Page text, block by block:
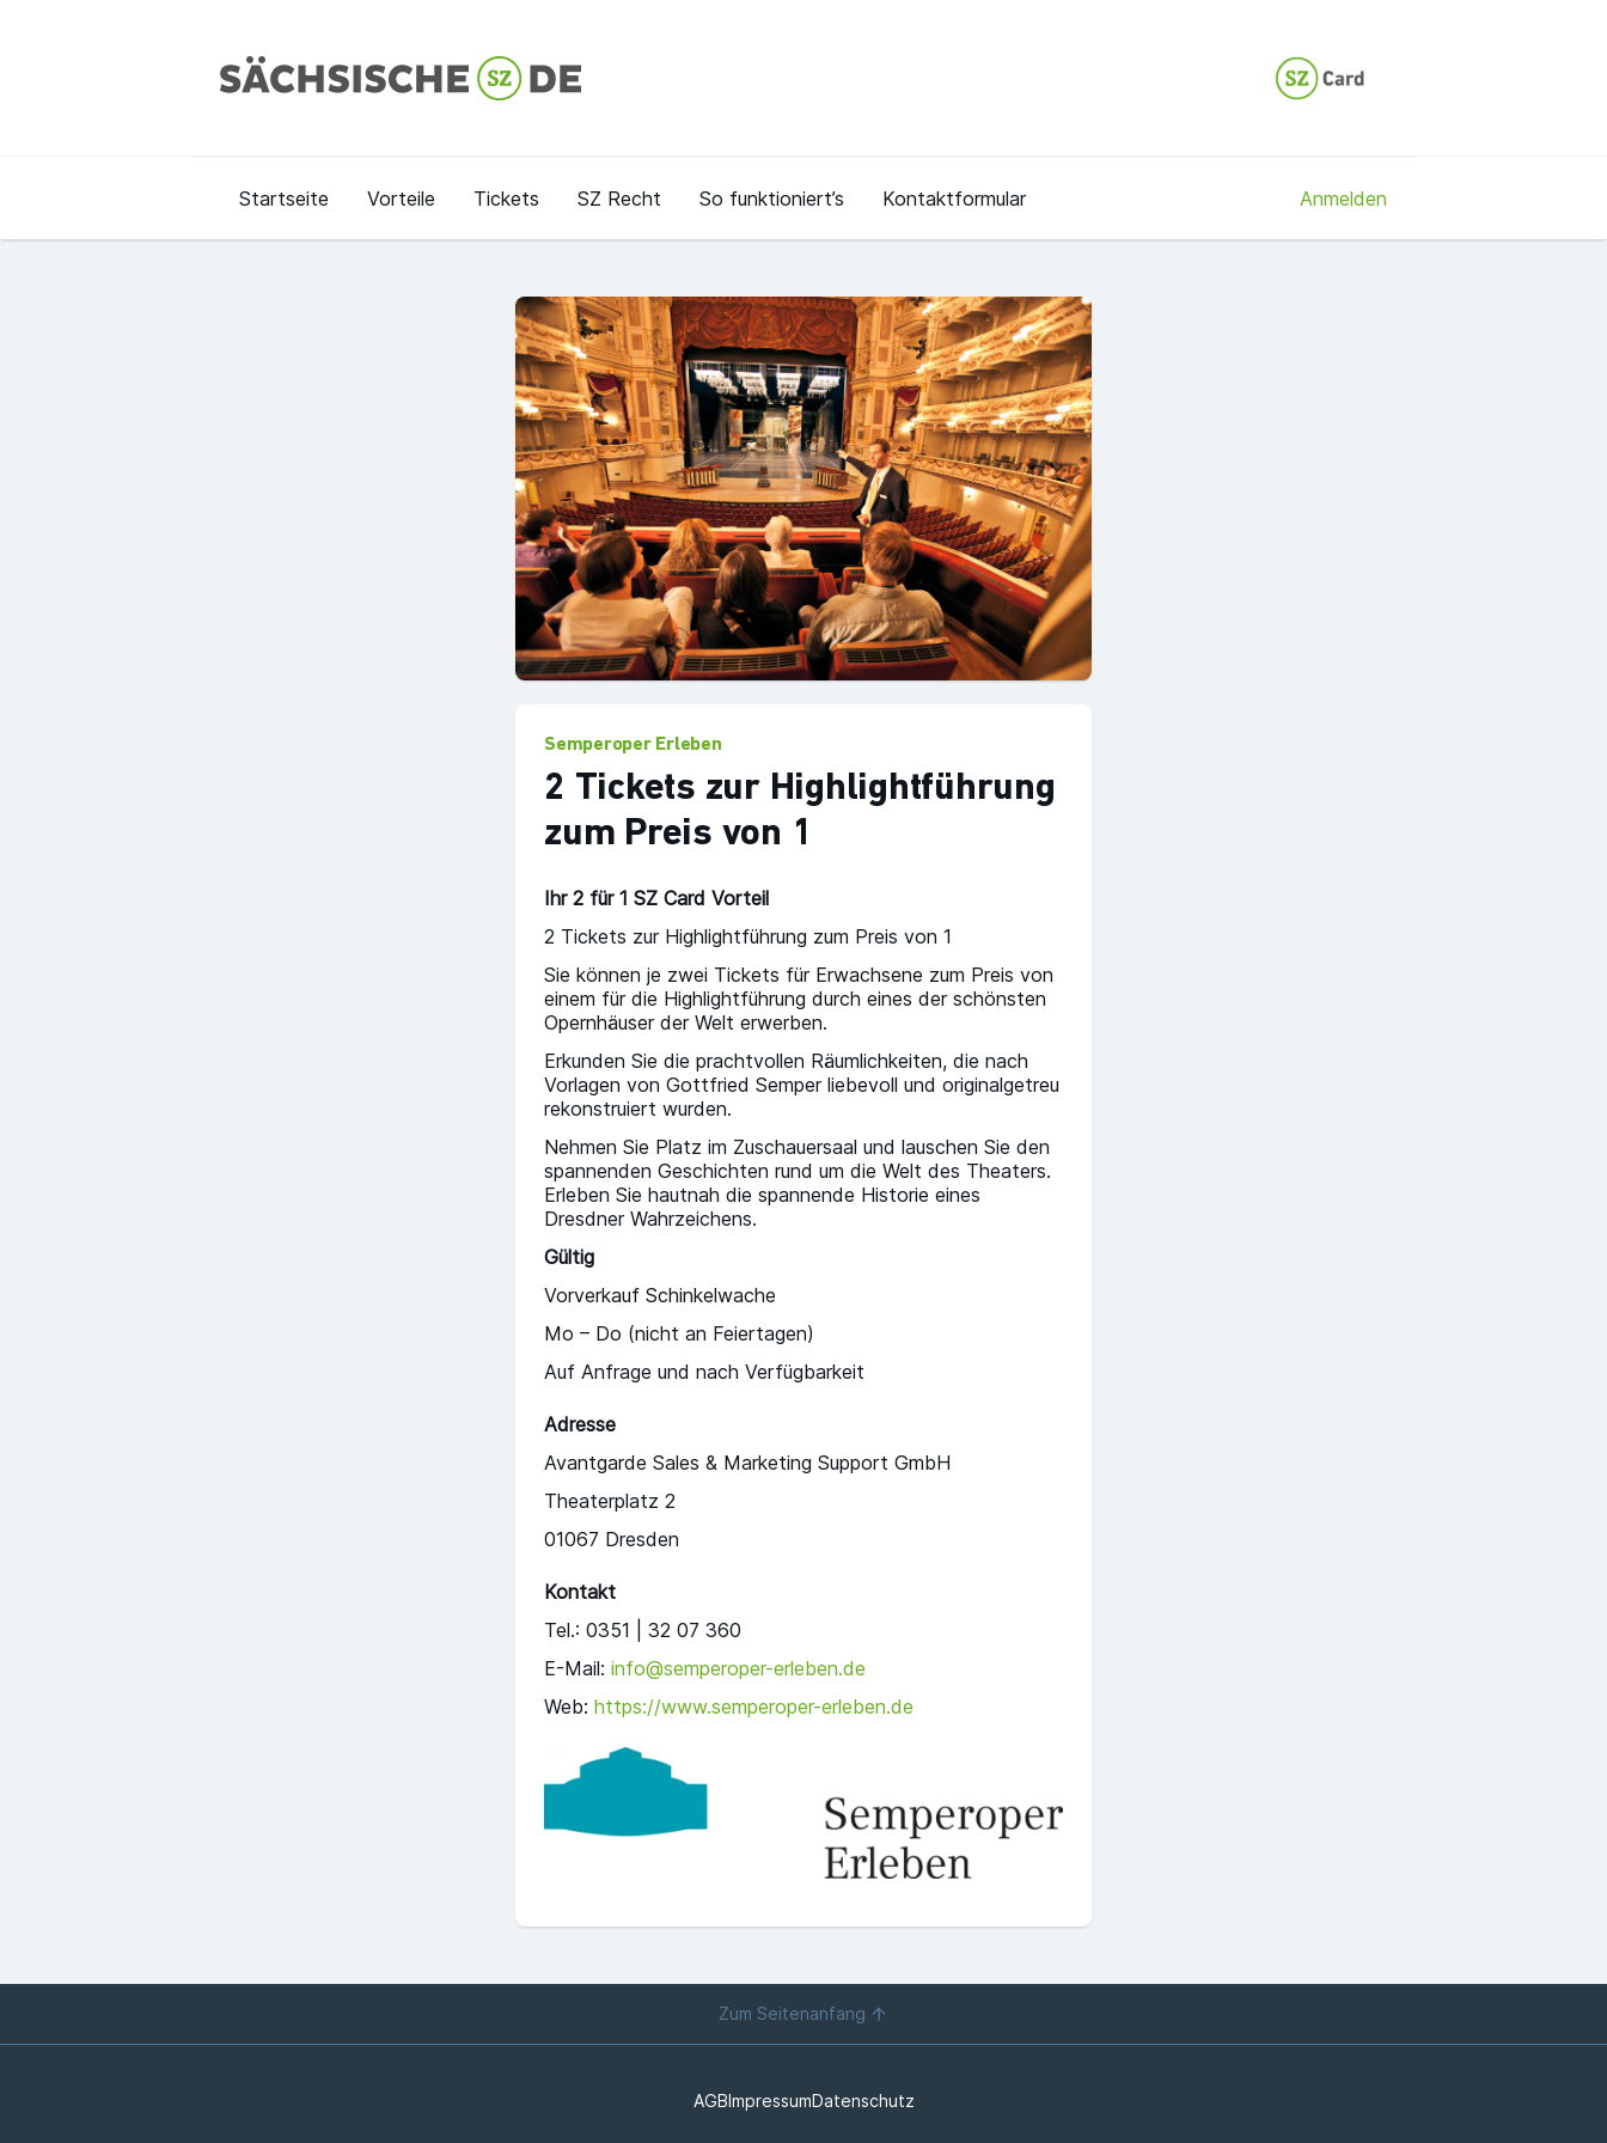
Startseite Vorteile Tickets SZ Recht So funktioniert’s Kontaktformular Anmelden
Semperoper Erleben
2 Tickets zur Highlightführung
zum Preis von 1
Ihr 2 für 1 SZ Card Vorteil
2 Tickets zur Highlightführung zum Preis von 1
Sie können je zwei Tickets für Erwachsene zum Preis von
einem für die Highlightführung durch eines der schönsten
Opernhäuser der Welt erwerben.
Erkunden Sie die prachtvollen Räumlichkeiten, die nach
Vorlagen von Gottfried Semper liebevoll und originalgetreu
rekonstruiert wurden.
Nehmen Sie Platz im Zuschauersaal und lauschen Sie den
spannenden Geschichten rund um die Welt des Theaters.
Erleben Sie hautnah die spannende Historie eines
Dresdner Wahrzeichens.
Gültig
Vorverkauf Schinkelwache
Mo – Do (nicht an Feiertagen)
Auf Anfrage und nach Verfügbarkeit
Adresse
Avantgarde Sales & Marketing Support GmbH
Theaterplatz 2
01067 Dresden
Kontakt
Tel.: 0351 | 32 07 360
E-Mail: info@semperoper-erleben.de
Web: https://www.semperoper-erleben.de
Zum Seitenanfang
AGBImpressumDatenschutz